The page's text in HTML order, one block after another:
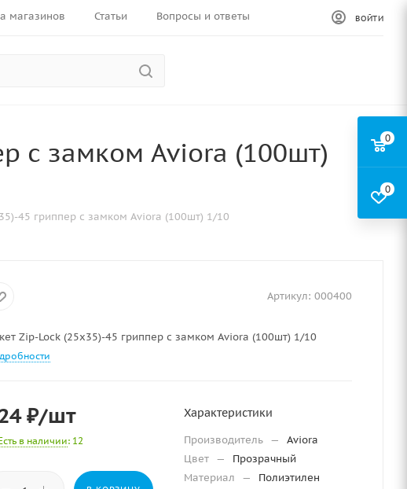
магазинов Статьи Вопросы и ответы ВОЙТИ
с замком Aviora (100шт)
45 гриппер с замком Aviora (100шт) 1/10
Артикул: 000400
Zip-Lock (25х35)-45 гриппер с замком Aviora (100шт) 1/10
₽/шт
в наличии: 12
Характеристики
Производитель —
Aviora
Цвет —
Прозрачный
Материал
—
Полиэтилен
0
0